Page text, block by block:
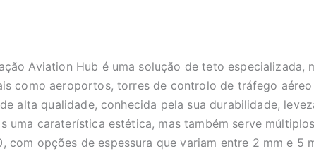
Aviation Hub é uma solução de teto especializada,
como aeroportos, torres de controlo de tráfego
alta qualidade, conhecida pela sua durabilidade,
uma caraterística estética, mas também serve
com opções de espessura que variam entre 2 mm e 5